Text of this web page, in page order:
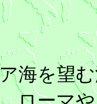
を望む